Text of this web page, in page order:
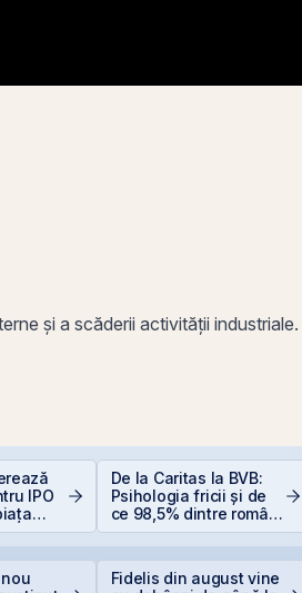
și a scăderii activității industriale.
IPO
De la Caritas la BVB:
Psihologia fricii și de
ce 98,5% dintre români
evită investițiile la
Fidelis din august vine